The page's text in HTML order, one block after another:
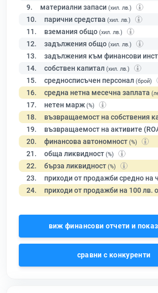
9. материални запаси (хил. лв.)
10. парични средства (хил. лв.)
11. вземания общо (хил. лв.)
12. задължения общо (хил. лв.)
13. задължения към финансови
14. собствен капитал (хил. лв.)
15. средносписъчен персонал (брой)
16. средна нетна месечна заплата
17. нетен марж (%)
18. възвращаемост на собствения
19. възвращаемост на активите
20. финансова автономност (%)
21. обща ликвидност (%)
22. бърза ликвидност (%)
23. приходи от продажби средно на
24. приходи от продажби на 100 лв.
виж финансови отчети и
сравни с конкуренти